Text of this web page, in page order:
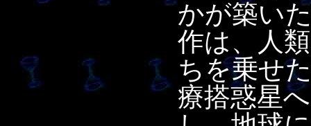
かが築い
作は、人
ちを乗せ
療搭惑星